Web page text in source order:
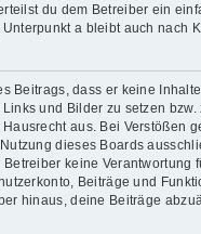
du dem Betreiber ein
a bleibt auch nach
Beitrags, dass er keine
und Bilder zu setzen bzw.
aus. Bei
dieses Boards
keine
Beiträge und
hinaus, deine Beiträge